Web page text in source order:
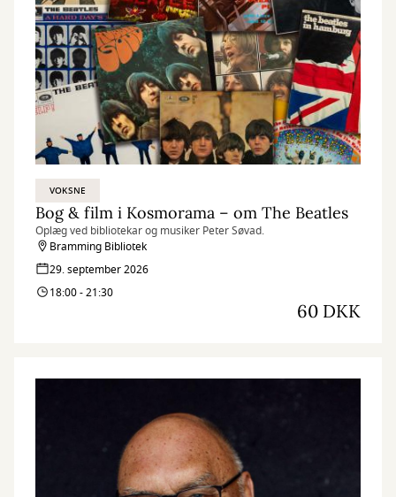
VOKSNE
Bog & film i Kosmorama – om The Beatles
Oplæg ved bibliotekar og musiker Peter Søvad.
Bramming Bibliotek
29. september 2026
18:00 - 21:30
60 DKK